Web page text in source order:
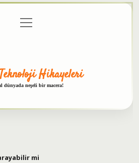
menüyü
aç
Hikayeleri
dünyada neşeli bir macera!
mi